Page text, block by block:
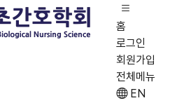
홈
로그인
회원가입
전체메뉴
EN